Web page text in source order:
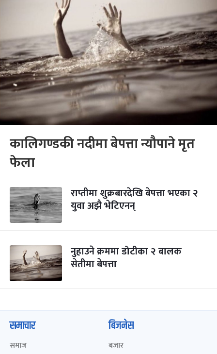
कालिगण्डकी नदीमा बेपत्ता न्यौपाने मृत
फेला
राप्तीमा शुक्रबारदेखि बेपत्ता भएका २
युवा अझै भेटिएनन्
नुहाउने क्रममा डोटीका २ बालक
सेतीमा बेपत्ता
समाचार
समाज
बिजनेस
बजार